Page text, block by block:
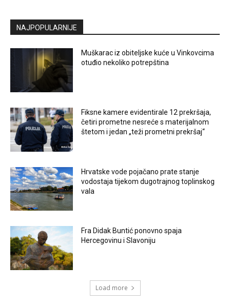
NAJPOPULARNIJE
Muškarac iz obiteljske kuće u Vinkovcima
otuđio nekoliko potrepština
Fiksne kamere evidentirale 12 prekršaja,
četiri prometne nesreće s materijalnom
štetom i jedan „teži prometni prekršaj“
Hrvatske vode pojačano prate stanje
vodostaja tijekom dugotrajnog toplinskog
vala
Fra Didak Buntić ponovno spaja
Hercegovinu i Slavoniju
Load more